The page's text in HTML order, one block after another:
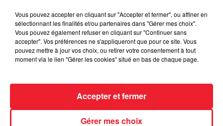
Sempahore Jobs d'été
ACCUEIL RADIO JEUX ACTUALITÉS
Vous pouvez accepter en cliquant sur "Accepter et fermer", ou affiner en
sélectionnant les finalités et/ou partenaires dans "Gérer mes choix".
Vous pouvez également refuser en cliquant sur "Continuer sans
accepter". Vos préférences ne s'appliqueront que pour ce site. Vous
pouvez mettre à jour vos choix, ou retirer votre consentement à tout
moment via le lien "Gérer les cookies" situé en bas de chaque page.
Gérer mes choix
Accepter et fermer